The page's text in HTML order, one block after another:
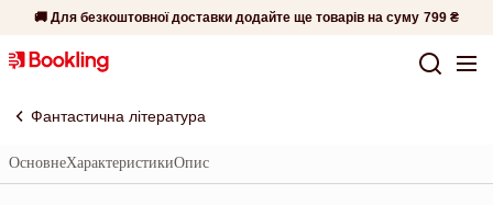
🚚 Для безкоштовної доставки додайте ще товарів на суму 799 ₴
Фантастична література
ОсновнеХарактеристикиОпис